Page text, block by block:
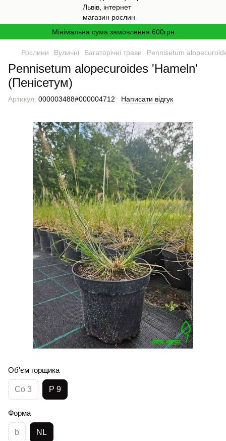
Мінімальна сума замовлення 600грн
Рослини Вуличні Багаторічні трави Pennisetum
Pennisetum alopecuroides 'Hameln'
(Пенісетум)
Артикул: 000003488#000004712 Написати відгук
Об'єм горщика
Co 3 P 9
Форма
b NL